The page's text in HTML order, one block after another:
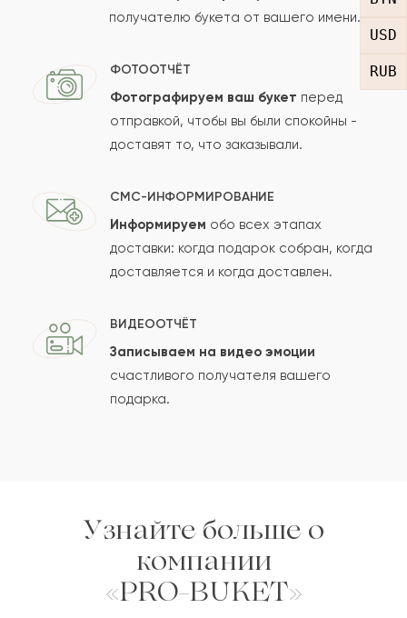
USD
RUB
Отзыв
Сколько будет
Отзыв будет опубликован после проверки.
Проверяем на спам.
получателю букета от вашего имени.
ФОТООТЧЁТ
Фотографируем ваш букет перед
отправкой, чтобы вы были спокойны -
доставят то, что заказывали.
СМС-ИНФОРМИРОВАНИЕ
Информируем обо всех этапах
доставки: когда подарок собран, когда
доставляется и когда доставлен.
ВИДЕООТЧЁТ
Записываем на видео эмоции
счастливого получателя вашего
подарка.
Узнайте больше о
компании
«PRO-BUKET»